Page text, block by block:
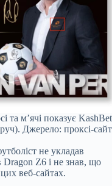
та м’ячі показує KashBet
Джерело: проксі-сайт
не укладав
Dragon Z6 і не знав, що
веб-сайтах.